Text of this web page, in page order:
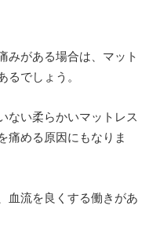
みがある場合は、マット
るでしょう。
ない柔らかいマットレス
痛める原因にもなりま
血流を良くする働きがあ